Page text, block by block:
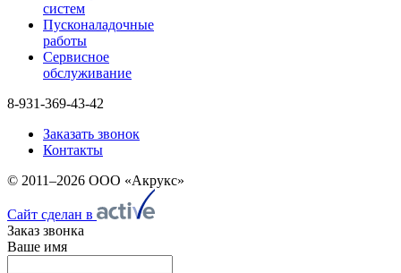
систем
Пусконаладочные
работы
Сервисное
обслуживание
8-931-369-43-42
Заказать звонок
Контакты
© 2011–2026 ООО «Акрукс»
Сайт сделан в
Заказ звонка
Ваше имя